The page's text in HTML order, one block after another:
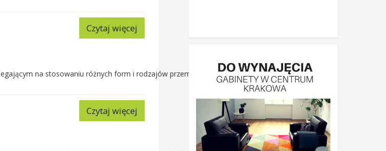
Czytaj więcej
na stosowaniu różnych form i rodzajów przemocy-
Czytaj więcej